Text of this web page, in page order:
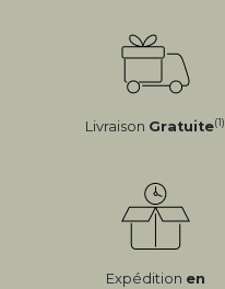
Livraison Gratuite(1)
Expédition en